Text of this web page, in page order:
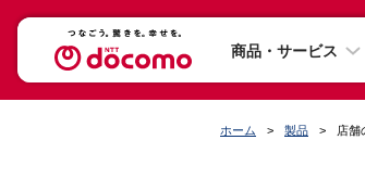
商品・サービス
ホーム 製品 店舗